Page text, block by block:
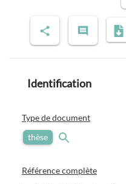
Identification
Type de document
thèse
Référence complète